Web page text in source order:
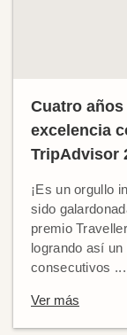
Cuatro
excelencia
TripAdvisor
¡Es un orgullo
sido
premio
logrando así
consecutivos ...
Ver más